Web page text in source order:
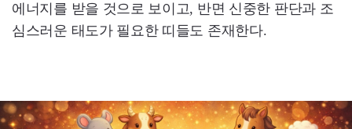
에너지를 받을 것으로 보이고, 반면 신중한 판단과 조
심스러운 태도가 필요한 띠들도 존재한다.